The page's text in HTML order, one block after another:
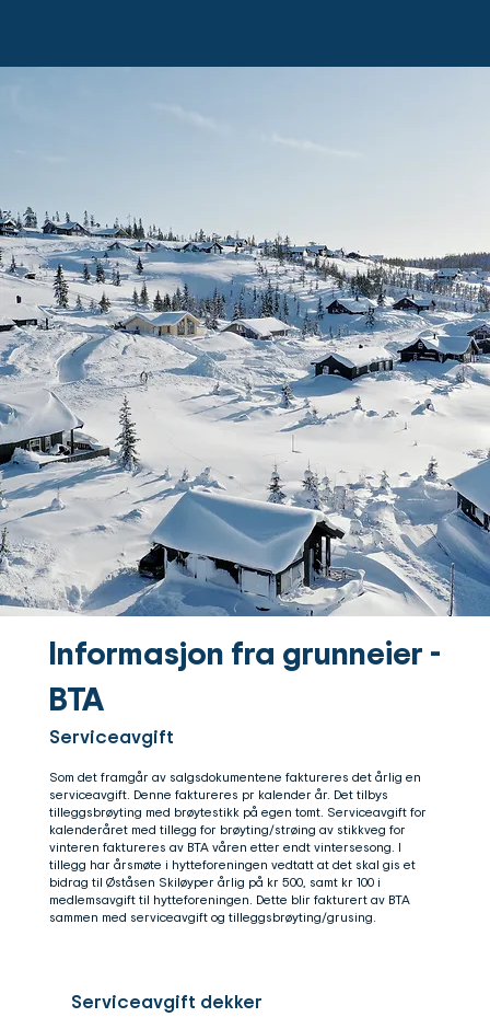
Informasjon fra grunneier -
BTA
Serviceavgift
Som det framgår av salgsdokumentene faktureres det årlig en
serviceavgift. Denne faktureres pr kalender år. Det tilbys
tilleggsbrøyting med brøytestikk på egen tomt. Serviceavgift for
kalenderåret med tillegg for brøyting/strøing av stikkveg for
vinteren faktureres av BTA våren etter endt vintersesong. I
tillegg har årsmøte i hytteforeningen vedtatt at det skal gis et
bidrag til Øståsen Skiløyper årlig på kr 500, samt kr 100 i
medlemsavgift til hytteforeningen. Dette blir fakturert av BTA
sammen med serviceavgift og tilleggsbrøyting/grusing.
Serviceavgift dekker